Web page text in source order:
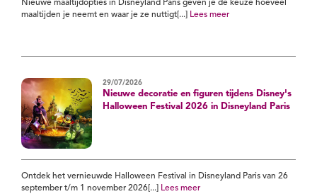
Nieuwe maaltijdopties in Disneyland Paris geven je de keuze hoeveel
maaltijden je neemt en waar je ze nuttigt[...] Lees meer
29/07/2026
Nieuwe decoratie en figuren tijdens Disney's
Halloween Festival 2026 in Disneyland Paris
Ontdek het vernieuwde Halloween Festival in Disneyland Paris van 26
september t/m 1 november 2026[...] Lees meer